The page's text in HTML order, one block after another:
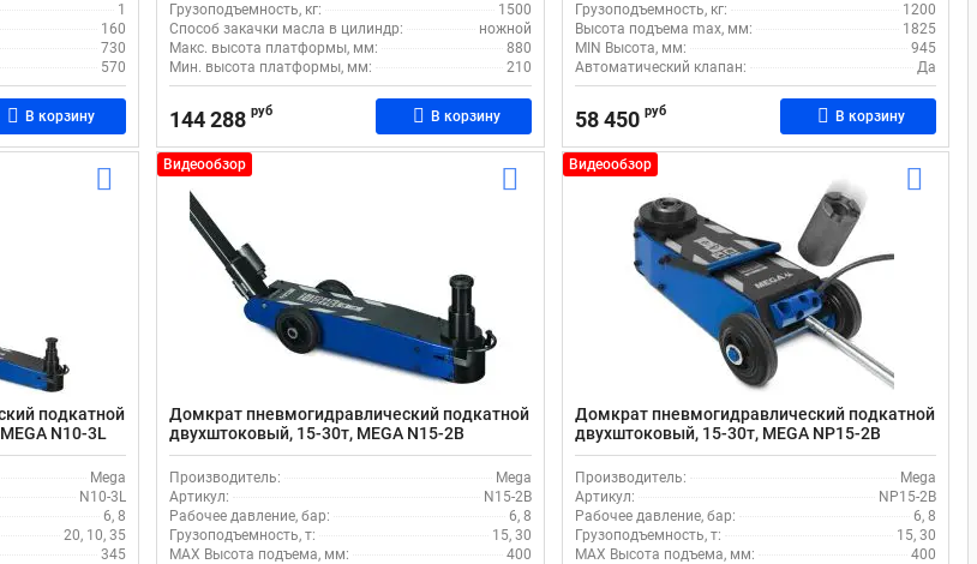
1
160
730
570
В корзину
Грузоподъемность, кг:
1500
Способ закачки масла в цилиндр:
ножной
Макс. высота платформы, мм:
880
Мин. высота платформы, мм:
210
144 288 руб В корзину
Грузоподъемность, кг:
1200
Высота подъема max, мм:
1825
MIN Высота, мм:
945
Автоматический клапан:
Да
58 450 руб В корзину
подкатной
N10-3L
Mega
N10-3L
6, 8
20, 10, 35
345
Видеообзор
Домкрат пневмогидравлический подкатной
двухштоковый, 15-30т, MEGA N15-2B
Производитель:
Mega
Артикул:
N15-2B
Рабочее давление, бар:
6, 8
Грузоподъемность, т:
15, 30
MAX Высота подъема, мм:
400
Видеообзор
Домкрат пневмогидравлический подкатной
двухштоковый, 15-30т, MEGA NP15-2B
Производитель:
Mega
Артикул:
NP15-2B
Рабочее давление, бар:
6, 8
Грузоподъемность, т:
15, 30
MAX Высота подъема, мм:
400